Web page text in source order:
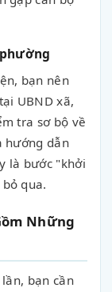
bạn nên
UBND xã,
tra sơ bộ về
hướng dẫn
là bước "khởi
qua.
Những
bạn cần